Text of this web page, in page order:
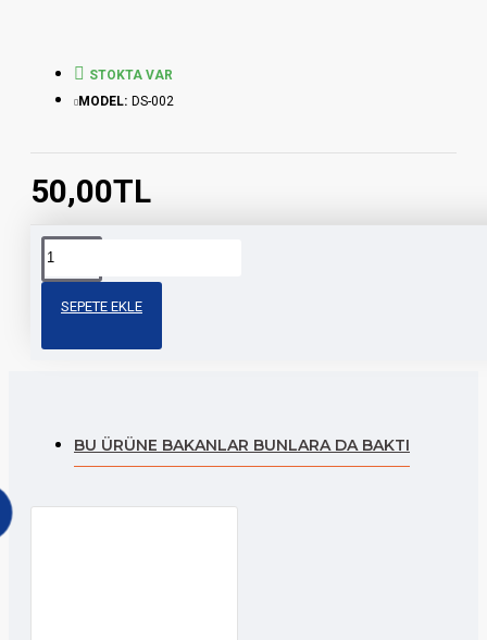
50,00TL
STOKTA VAR
MODEL: DS-002
SEPETE EKLE
Etiketler:
depo
şeridi
BU ÜRÜNE BAKANLAR BUNLARA DA BAKTI